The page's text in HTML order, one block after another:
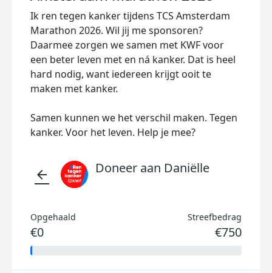
Ik ren tegen kanker tijdens TCS Amsterdam
Marathon 2026. Wil jij me sponsoren?
Daarmee zorgen we samen met KWF voor
een beter leven met en ná kanker. Dat is heel
hard nodig, want iedereen krijgt ooit te
maken met kanker.
Samen kunnen we het verschil maken. Tegen
kanker. Voor het leven. Help je mee?
arrow_back Doneer aan Daniëlle
Opgehaald
€0
Streefbedrag
€750